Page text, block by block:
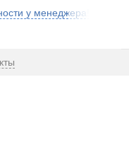
у менеджера!